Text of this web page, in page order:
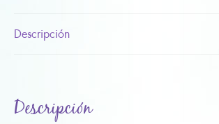
Descripción
Descripción